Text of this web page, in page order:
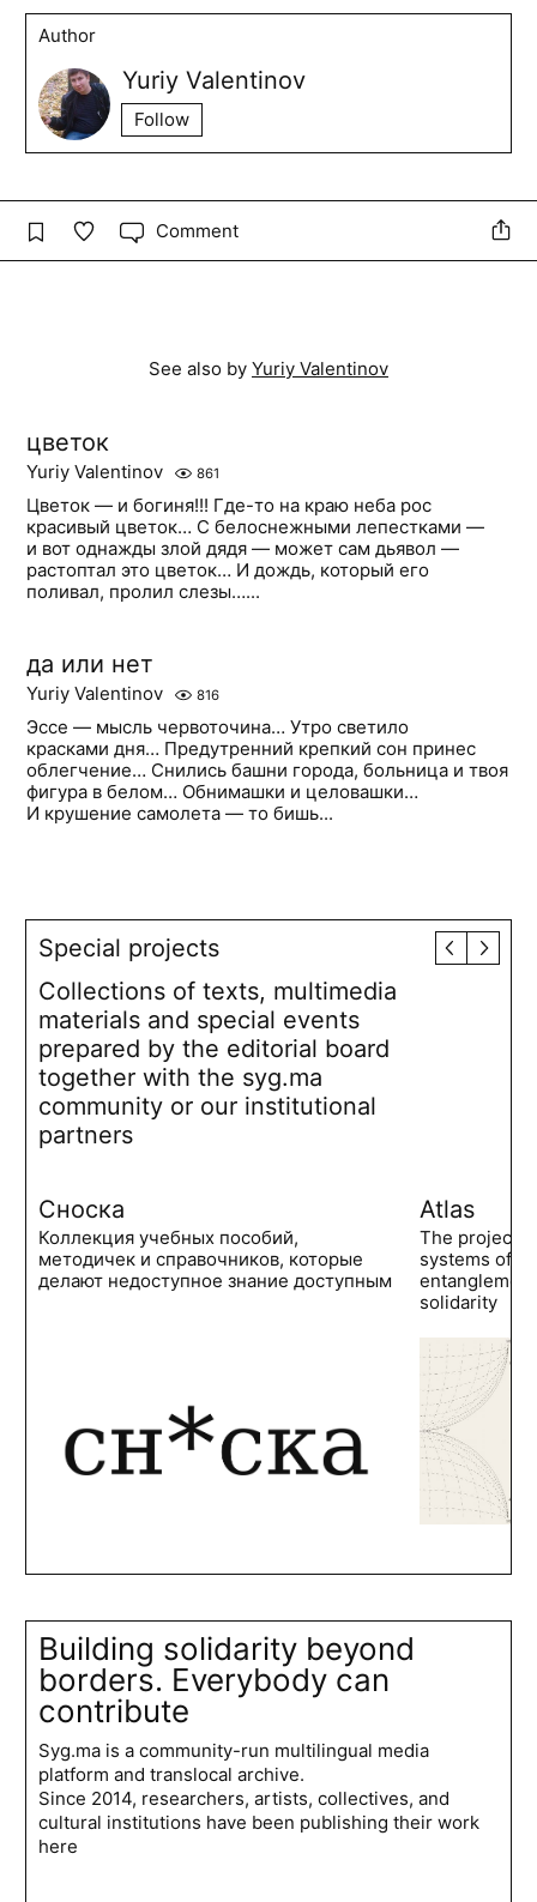
Author
Yuriy Valentinov
Follow
Comment
See also by Yuriy Valentinov
цветок
Yuriy Valentinov 861
Цветок — и богиня!!! Где-то на краю неба рос
красивый цветок… С белоснежными лепестками —
и вот однажды злой дядя — может сам дьявол —
растоптал это цветок… И дождь, который его
поливал, пролил слезы…...
да или нет
Yuriy Valentinov 816
Эссе — мысль червоточина… Утро светило
красками дня… Предутренний крепкий сон принес
облегчение… Снились башни города, больница и твоя
фигура в белом… Обнимашки и целовашки…
И крушение самолета — то бишь...
Special projects
Collections of texts, multimedia
materials and special events
prepared by the editorial board
together with the syg.ma
community or our institutional
partners
Сноска
Коллекция учебных пособий,
методичек и справочников, которые
делают недоступное знание доступным
Atlas
The project
systems of
solidarity
Building solidarity beyond
borders. Everybody can
contribute
Syg.ma is a community-run multilingual media
platform and translocal archive.
Since 2014, researchers, artists, collectives, and
cultural institutions have been publishing their work
here